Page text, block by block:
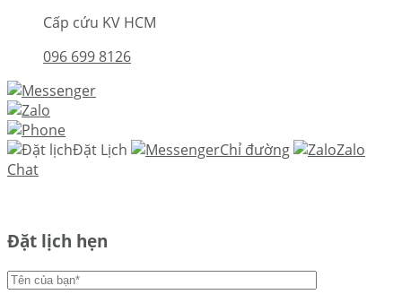
Cấp cứu KV HCM
096 699 8126
Đặt Lịch Chỉ đường
Zalo
Chat
Đặt lịch hẹn